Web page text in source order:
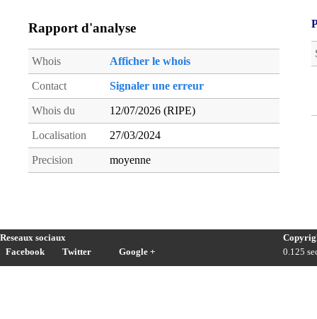
Rapport d'analyse
Whois Afficher le whois
Contact Signaler une erreur
Whois du 12/07/2026 (RIPE)
Localisation 27/03/2024
Precision moyenne
Reseaux sociaux
Facebook
Twitter Google +
0.125